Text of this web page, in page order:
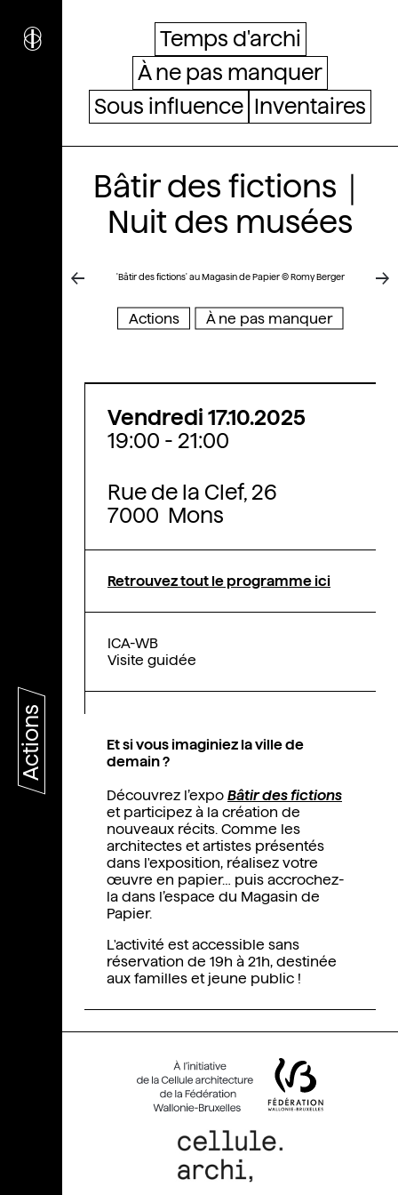
Actions
i culturel
rchitecture
Wallonie-Bruxelles
Temps d'archi
À ne pas manquer
Sous influence Inventaires
Bâtir des fictions｜
Nuit des musées
'Bâtir des fictions' au Magasin de Papier © Romy Berger
Actions À ne pas manquer
Et si vous imaginiez la ville de
demain ?
Découvrez l’expo Bâtir des fictions
et participez à la création de
nouveaux récits. Comme les
architectes et artistes présentés
dans l'exposition, réalisez votre
œuvre en papier… puis accrochez-
la dans l’espace du Magasin de
Papier.
L'activité est accessible sans
réservation de 19h à 21h, destinée
aux familles et jeune public !
Vendredi 17.10.2025
19:00 - 21:00
Rue de la Clef, 26
7000 Mons
Retrouvez tout le programme ici
ICA-WB
Visite guidée